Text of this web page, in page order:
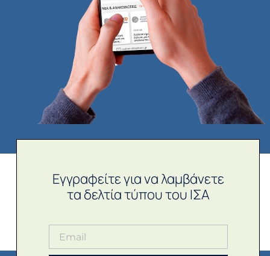
Εγγραφείτε για να λαμβάνετε
τα δελτία τύπου του ΙΣΑ